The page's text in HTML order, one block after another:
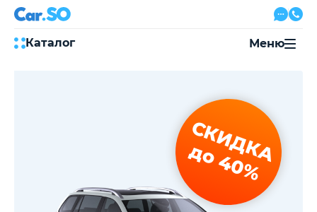
Каталог Меню
СКИДКА
до 40%